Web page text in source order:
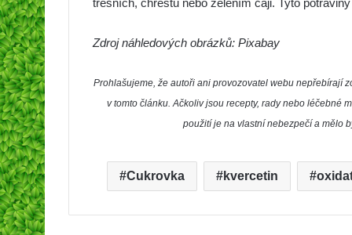
třešních, chřestu nebo zelením čaji. Tyto
Zdroj náhledových obrázků: Pixabay
Prohlašujeme, že autoři ani provozovatel webu nepřebírají
v tomto článku. Ačkoliv jsou recepty, rady nebo léčebné
použití je na vlastní nebezpečí a mělo
Cukrovka kvercetin